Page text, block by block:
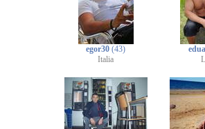
egor30 (43)
Italia